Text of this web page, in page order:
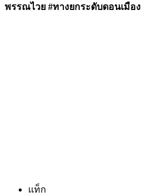
พรรณไวย #ทางยกระดับดอนเมือง
แท็ก